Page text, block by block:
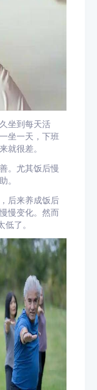
坐到每天活
坐一天，下班
就很差。
。尤其饭后慢
。
后来养成饭后
慢变化。然而
了。